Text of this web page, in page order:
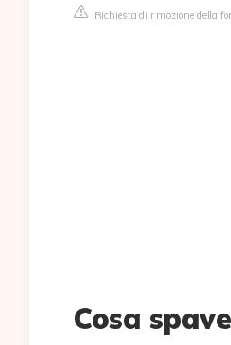
Richiesta di rimozione della
Cosa